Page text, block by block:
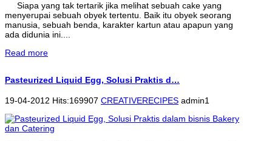
Siapa yang tak tertarik jika melihat sebuah cake yang
menyerupai sebuah obyek tertentu. Baik itu obyek seorang
manusia, sebuah benda, karakter kartun atau apapun yang
ada didunia ini....
Read more
Pasteurized Liquid Egg, Solusi Praktis d…
19-04-2012 Hits:169907 CREATIVERECIPES admin1